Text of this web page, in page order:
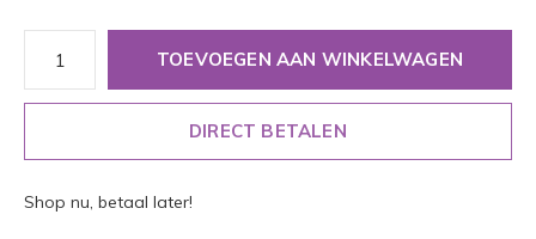
TOEVOEGEN AAN WINKELWAGEN
DIRECT BETALEN
Shop nu, betaal later!